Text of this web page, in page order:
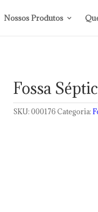
Nossos Produtos
Fossa
SKU: 000176 Categoria: